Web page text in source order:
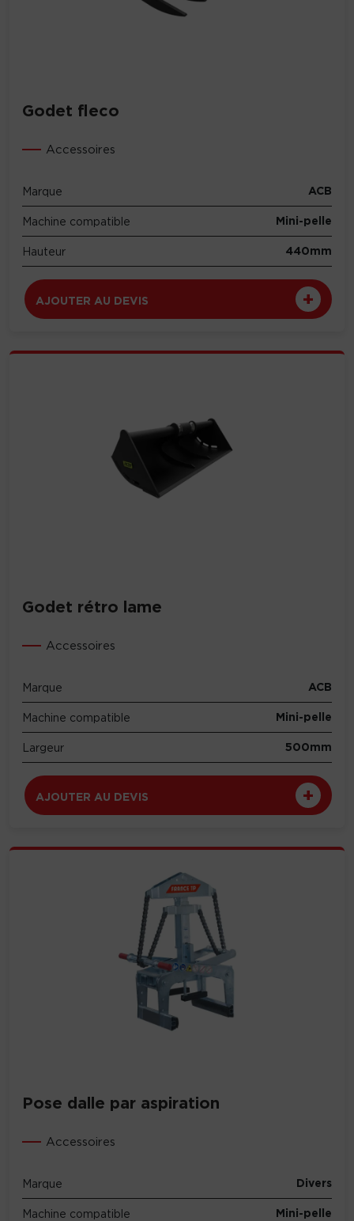
Godet fleco
Accessoires
Marque ACB
Machine compatible Mini-pelle
Hauteur 440mm
AJOUTER AU DEVIS
Godet rétro lame
Accessoires
Marque ACB
Machine compatible Mini-pelle
Largeur 500mm
AJOUTER AU DEVIS
Pose dalle par aspiration
Accessoires
Marque Divers
Machine compatible Mini-pelle